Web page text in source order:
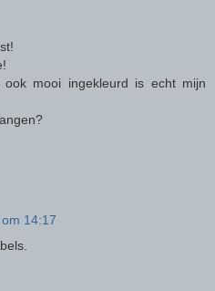
mooi ingekleurd is echt mijn
14:17